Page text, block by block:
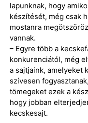
lapunknak, hogy
készítését, még csak
mostanra
vannak.
– Egyre több a
konkurenciától, még
a sajtjaink, amelyeket
szívesen
tömegeket ezek a
hogy jobban
kecskesajt.